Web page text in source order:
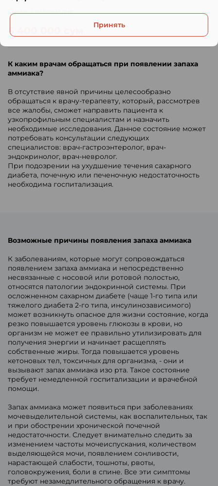
6 400 000 сум
К каким врачам обращаться при появлении запаха
аммиака?
В отсутствие явной причины целесообразно
обращаться к врачу-терапевту, который, рассмотрев
все жалобы, сможет направить пациента к
узкопрофильным специалистам и назначить
необходимые исследования. Данное состояние может
потребовать консультации следующих
специалистов: врач-гастроэнтеролог, врач-
эндокринолог, врач-невролог.
При подозрении на ухудшение течения сахарного
диабета, почечную или печеночную недостаточность
необходима госпитализация.
Возможные причины появления запаха аммиака
К заболеваниям, которые могут сопровождаться
появлением запаха аммиака и непосредственно
несвязанные с носовой или ротовой полостью,
относятся патологии эндокринной системы. При
осложненном сахарном диабете (чаще 1-го типа или
тяжелого диабета 2-го типа, инсулинозависимого)
может возникнуть опасное для жизни состояние, когда
резко повышается уровень глюкозы в крови, но
организм не может ее правильно утилизировать для
получения энергии и начинает расщеплять
собственные жиры. Тогда повышается уровень
кетоновых тел, токсичных для организма, - они и
вызывают запах аммиака изо рта. Такое состояние
требует немедленной госпитализации и врачебной
помощи.
Запах аммиака может появиться при заболеваниях
мочевыделительной системы, как воспалительных, так
и при обострении хронической почечной
недостаточности. Следует внимательно следить за
изменением частоты мочеиспускания, количеством
выделяющейся мочи, появлением сонливости,
нарастающей слабости, тошноты, рвоты,
головокружения, боли в спине. Все эти симптомы
требуют незамедлительного обращения к врачу.
Принять